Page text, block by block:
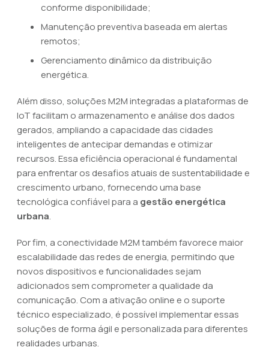
conforme disponibilidade;
Manutenção preventiva baseada em alertas
remotos;
Gerenciamento dinâmico da distribuição
energética.
Além disso, soluções M2M integradas a plataformas de
IoT facilitam o armazenamento e análise dos dados
gerados, ampliando a capacidade das cidades
inteligentes de antecipar demandas e otimizar
recursos. Essa eficiência operacional é fundamental
para enfrentar os desafios atuais de sustentabilidade e
crescimento urbano, fornecendo uma base
tecnológica confiável para a gestão energética
urbana.
Por fim, a conectividade M2M também favorece maior
escalabilidade das redes de energia, permitindo que
novos dispositivos e funcionalidades sejam
adicionados sem comprometer a qualidade da
comunicação. Com a ativação online e o suporte
técnico especializado, é possível implementar essas
soluções de forma ágil e personalizada para diferentes
realidades urbanas.